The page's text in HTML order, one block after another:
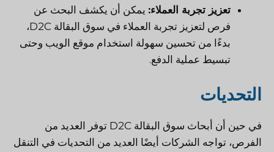
تعزيز تجربة العملاء: يمكن أن يكشف البحث عن
فرص لتعزيز تجربة العملاء في سوق البقالة D2C،
بدءًا من تحسين سهولة استخدام موقع الويب وحتى
تبسيط عملية الدفع.
التحديات
في حين أن أبحاث سوق البقالة D2C توفر العديد من
الفرص، تواجه الشركات أيضًا العديد من التحديات في التنقل